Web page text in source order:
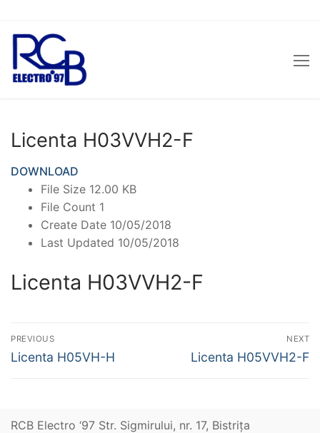
Sari
conținut
Licenta H03VVH2-F
DOWNLOAD
File Size 12.00 KB
File Count 1
Create Date 10/05/2018
Last Updated 10/05/2018
Licenta H03VVH2-F
Navigare
în
PREVIOUS
Previous
Licenta H05VH-H
NEXT
Next
Licenta H05VVH2-F
RCB Electro ‘97 Str. Sigmirului, nr. 17, Bistriţa